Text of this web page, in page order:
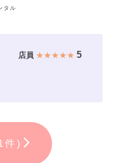
タル
店員 ★★★★★5
件)